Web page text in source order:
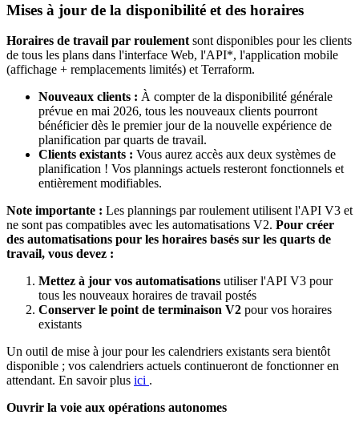
Mises à jour de la disponibilité et des horaires
Horaires de travail par roulement sont disponibles pour les clients
de tous les plans dans l'interface Web, l'API*, l'application mobile
(affichage + remplacements limités) et Terraform.
Nouveaux clients : À compter de la disponibilité générale
prévue en mai 2026, tous les nouveaux clients pourront
bénéficier dès le premier jour de la nouvelle expérience de
planification par quarts de travail.
Clients existants : Vous aurez accès aux deux systèmes de
planification ! Vos plannings actuels resteront fonctionnels et
entièrement modifiables.
Note importante : Les plannings par roulement utilisent l'API V3 et
ne sont pas compatibles avec les automatisations V2. Pour créer
des automatisations pour les horaires basés sur les quarts de
travail, vous devez :
Mettez à jour vos automatisations utiliser l'API V3 pour
tous les nouveaux horaires de travail postés
Conserver le point de terminaison V2 pour vos horaires
existants
Un outil de mise à jour pour les calendriers existants sera bientôt
disponible ; vos calendriers actuels continueront de fonctionner en
attendant. En savoir plus ici .
Ouvrir la voie aux opérations autonomes